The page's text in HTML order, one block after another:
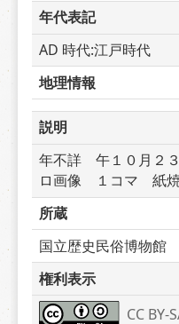
年代表記
AD 時代:江戸時代
地理情報
説明
年不詳　午１０月２
ロ画像　１コマ　紙
所蔵
国立歴史民俗博物館
権利表示
CC BY-